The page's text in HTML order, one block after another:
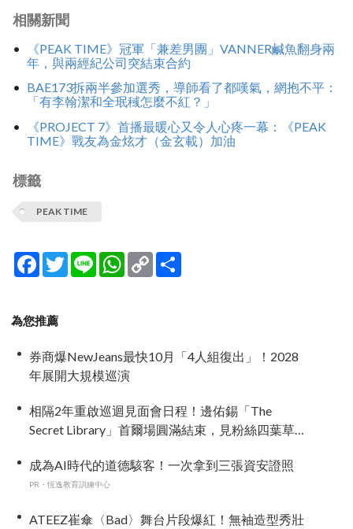
相關新聞
《PEAK TIME》冠軍「兼差男團」VANNER鹹魚翻身兩
年，與兩經紀公司突結束合約
BAE173拆兩半參加選秀，導師看了都嘆氣，網抱不平：
「有李翰潔和全珉稶怎麼不紅？」
《PROJECT 7》首播最暖心又令人心疼一幕：《PEAK
TIME》戰友為金炫才（金玄載）加油
標籤
PEAK TIME
Facebook
TwitterLine WhatsApp
Copy
Link
為您推薦
券商爆NewJeans最快10月「4人組復出」！2028
年展開大規模巡演
相隔2年重啟巡迴見面會日程！邊佑錫「The
Secret Library」首爾場圓滿結束，見粉絲四葉草
成為AI時代的道德駭客！一次拿到三張資安證照
PR・恆逸教育訓練中心
ATEEZ崔傘〈Bad〉舞台片段爆紅！無袖造型秀壯